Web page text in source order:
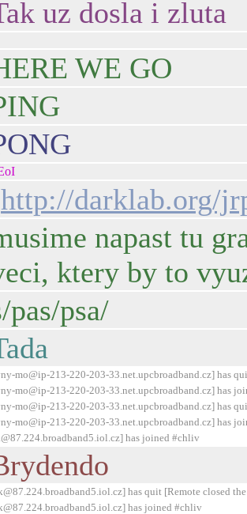
uz dosla i zluta
WE GO
http://darklab.org/
napast tu
ktery by to
pas/psa/
mo@ip-213-220-203-33.net.upcbroadband.cz] has
mo@ip-213-220-203-33.net.upcbroadband.cz] has
mo@ip-213-220-203-33.net.upcbroadband.cz] has
mo@ip-213-220-203-33.net.upcbroadband.cz] has
has joined #chliv
has quit [Remote closed
has joined #chliv